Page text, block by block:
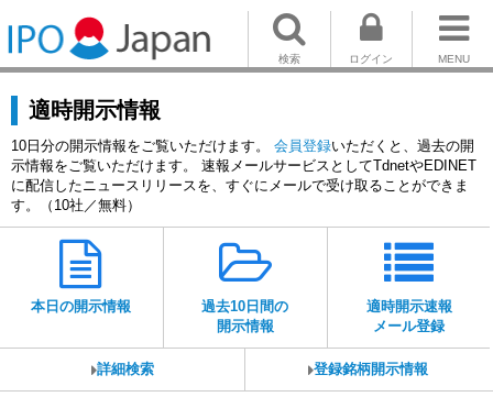
MENU
ログイン
検索
適時開示情報
10日分の開示情報をご覧いただけます。 会員登録いただくと、過去の開
示情報をご覧いただけます。 速報メールサービスとしてTdnetやEDINET
に配信したニュースリリースを、すぐにメールで受け取ることができま
す。（10社／無料）
本日の開示情報
過去10日間の
開示情報
適時開示速報
メール登録
詳細検索 登録銘柄開示情報